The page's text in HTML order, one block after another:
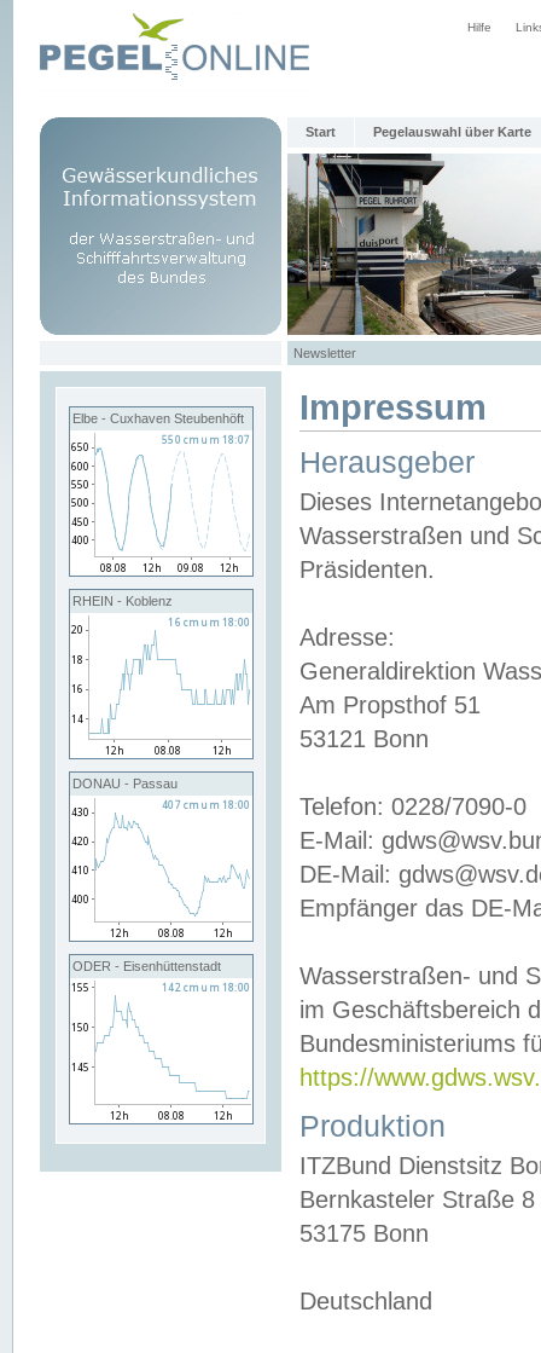
Hilfe
Start Pegelauswahl über Karte
Newsletter
Elbe - Cuxhaven Steubenhöft
RHEIN - Koblenz
DONAU - Passau
ODER - Eisenhüttenstadt
Impressum
Herausgeber
Dieses
Wasserstraßen und
Präsidenten.
Adresse:
Generaldirektion
Am Propsthof 51
53121 Bonn
Telefon: 0228/7090-0
E-Mail:
DE-Mail:
Empfänger das DE-
Wasserstraßen- und
im Geschäftsbereich
Bundesministeriums
https://
Produktion
ITZBund Dienstsitz
Bernkasteler Straße 8
53175 Bonn
Deutschland